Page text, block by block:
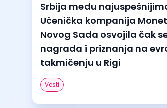
Srbija među
Učenička kompanija
Novog Sada osvojila čak
nagrada i priznanja na
takmičenju u Rigi
Vesti